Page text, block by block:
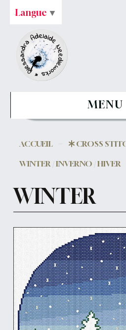
MENU
ACCUEIL
CROSS
WINTER / INVERNO / HIVER
WINTER
Langue ▼